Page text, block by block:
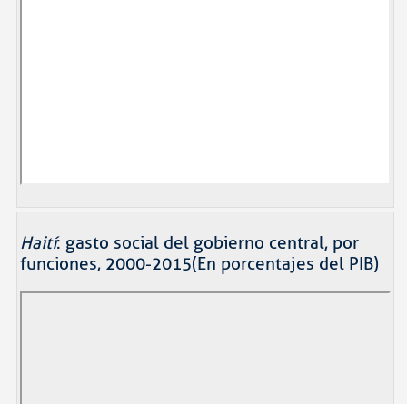
Haití: gasto social del gobierno central, por
funciones, 2000-2015(En porcentajes del PIB)